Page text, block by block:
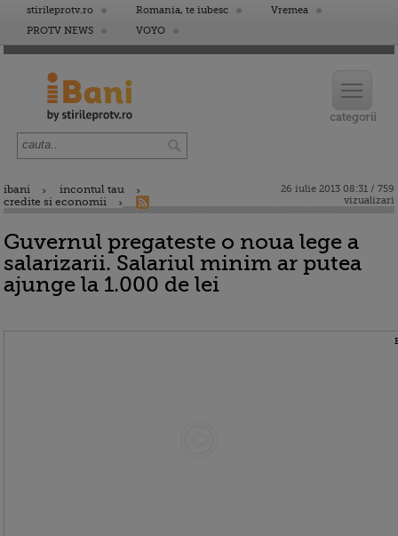
stirileprotv.ro Romania, te iubesc
Vremea
PROTV NEWS
VOYO
ibani
incontul tau
credite si economii
26 iulie 2013 08:31 / 759
vizualizari
Guvernul pregateste o noua lege a
salarizarii. Salariul minim ar putea
ajunge la 1.000 de lei